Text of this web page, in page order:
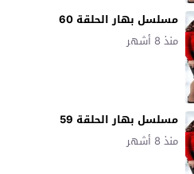
مسلسل بهار الحلقة 60
منذ 8 أشهر
مسلسل بهار الحلقة 59
منذ 8 أشهر